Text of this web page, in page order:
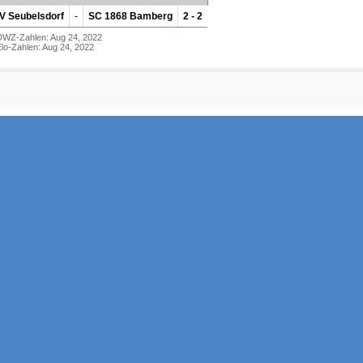
Seubelsdorf - SC 1868 Bamberg 2 - 2
Zahlen: Aug 24, 2022
Zahlen: Aug 24, 2022